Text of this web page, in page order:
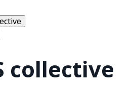
collective